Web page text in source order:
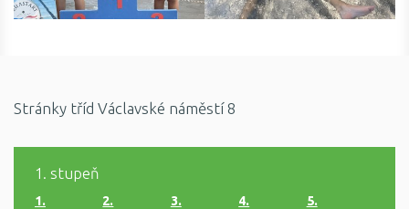
Stránky tříd Václavské náměstí 8
1. stupeň
1. 2. 3. 4. 5.